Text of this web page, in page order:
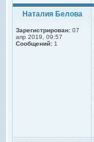
Наталия Белова
Зарегистрирован: 07
апр 2019, 09:57
Сообщений: 1